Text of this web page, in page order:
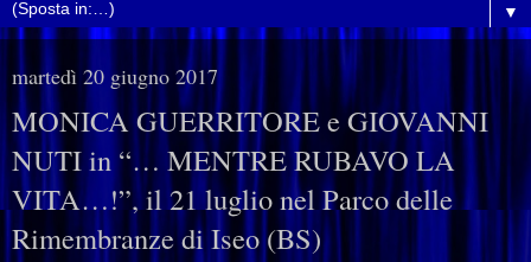
▼
martedì 20 giugno 2017
MONICA GUERRITORE e GIOVANNI
NUTI in “… MENTRE RUBAVO LA
VITA…!”, il 21 luglio nel Parco delle
Rimembranze di Iseo (BS)